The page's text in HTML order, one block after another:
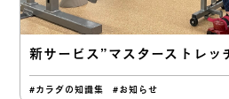
新サービス”マスターストレッ
#カラダの知識集 #お知らせ